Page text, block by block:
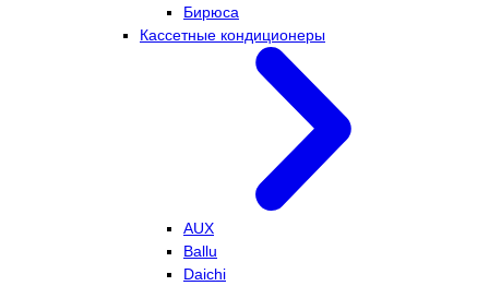
Бирюса
Кассетные кондиционеры
AUX
Ballu
Daichi